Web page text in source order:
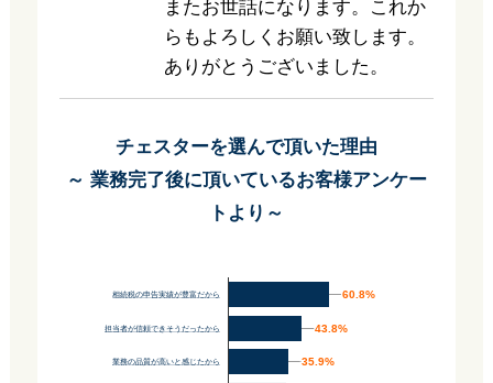
またお世話になります。これか
らもよろしくお願い致します。
ありがとうございました。
チェスターを選んで頂いた理由
～ 業務完了後に頂いているお客様アンケー
トより～
相続税の申告実績が豊富だから
担当者が信頼できそうだったから
業務の品質が高いと感じたから
60.8%
60.8%
43.8%
43.8%
35.9%
35.9%